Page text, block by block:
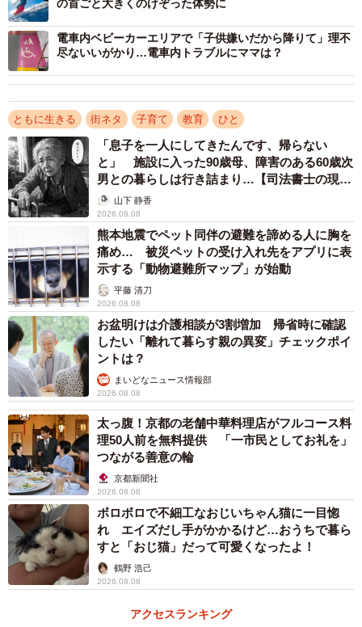
――大人と子どもが一緒にすべり台をすべって、今までど
のような事故が起こりましたか？
り、途中で足が引っかかったというケースがあります。し
ばらくすると泣き止むのですが、その後から歩き方がおか
しい、足をつきたがらないといった症状が出ます。
診察すると、下腿（膝から足首まで）の骨である脛骨（け
いこつ）に、らせん状（ねじれた形）の骨折がありまし
た。ポイントは、痛みが一度落ち着いて見えても、“ねじ
れ”が入った骨折ではあとから症状がはっきりしてくるとい
う点です」
――事故は何歳台に多いのでしょうか？
「すべり台で起こる脛骨骨折については、米国での研究報
告があります。大人の膝の上ですべって骨折した子ども
は、14か月～32か月（平均約20か月）でした（※1）。
そのほかの研究では3歳未満で骨折が多かったとしています
（※2）。この年齢（だいたい1～3歳ごろ）は、骨にまだ柔
軟性があり、足に“ねじれ”が加わると骨折しやすい時期で
す。こうした骨折は Toddler’s fracture（よちよち歩き骨
折）と呼ばれます」
―― 「大人の股の間に子どもを挟めば大丈夫では？」とい
う意見がありましたが、それでもやはり危険なのでしょう
の首ごと大きくのけぞった体勢に
電車内ベビーカーエリアで「子供嫌いだから降りて」理不
尽ないいがかり…電車内トラブルにママは？
ともに生きる 街ネタ 子育て 教育 ひと
「息子を一人にしてきたんです、帰らない
と」 施設に入った90歳母、障害のある60歳次
男との暮らしは行き詰まり…【司法書士の現場
から】山下 静香
2026.08.08
熊本地震でペット同伴の避難を諦める人に胸を
痛め… 被災ペットの受け入れ先をアプリに表
示する「動物避難所マップ」が始動
平藤 清刀
2026.08.08
お盆明けは介護相談が3割増加 帰省時に確認
したい「離れて暮らす親の異変」チェックポイ
ントは？
まいどなニュース情報部
2026.08.08
太っ腹！京都の老舗中華料理店がフルコース料
理50人前を無料提供 「一市民としてお礼を」
つながる善意の輪
京都新聞社
2026.08.08
ボロボロで不細工なおじいちゃん猫に一目惚
れ エイズだし手がかかるけど…おうちで暮ら
すと「おじ猫」だって可愛くなったよ！
鶴野 浩己
2026.08.08
アクセスランキング